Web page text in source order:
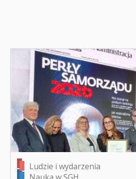
Ludzie i wydarzenia